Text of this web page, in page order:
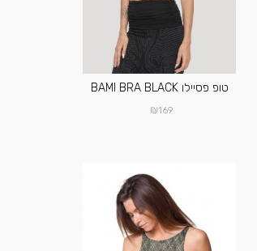
טופ פסיילו BAMI BRA BLACK
₪169